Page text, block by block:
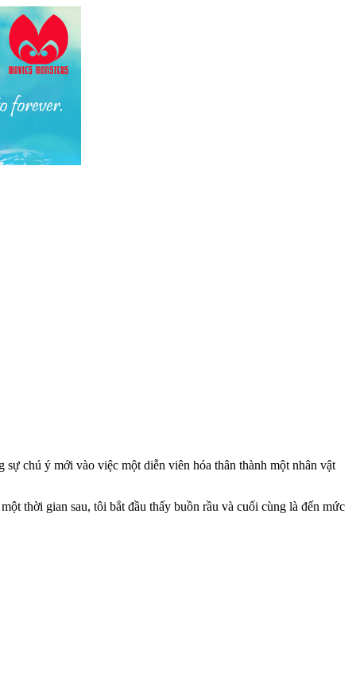
sự chú ý mới vào việc một diễn viên hóa thân thành một nhân vật
thời gian sau, tôi bắt đầu thấy buồn rầu và cuối cùng là đến mức